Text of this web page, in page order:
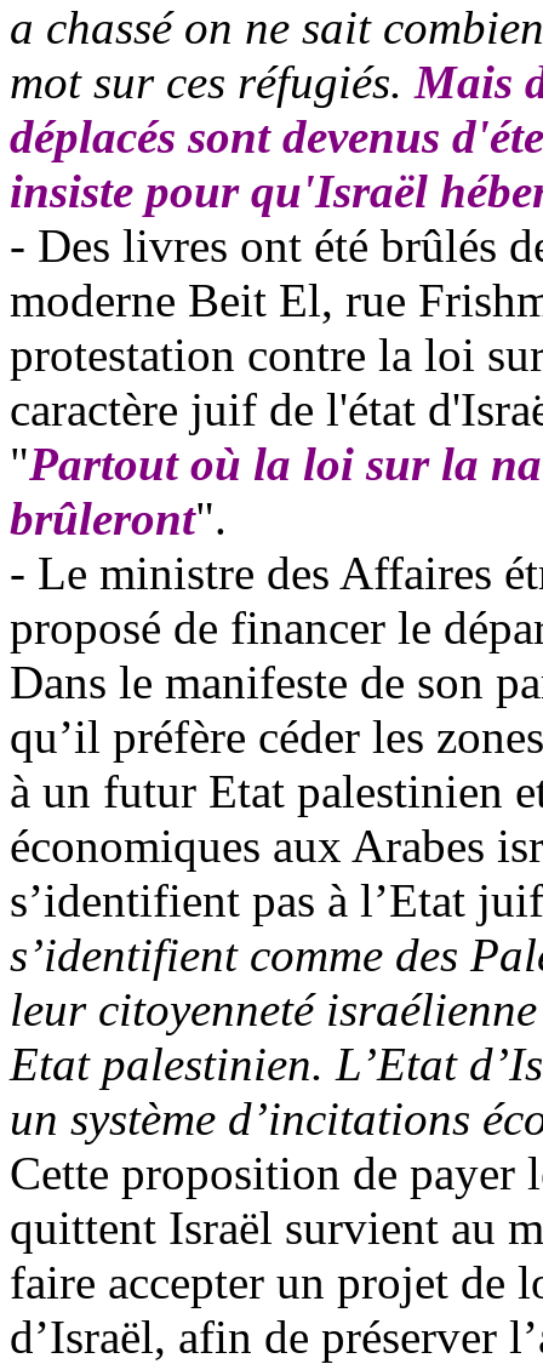
a chassé on ne sait
mot sur ces réfugiés.Mais
déplacés sont devenus
insiste pour qu'Israël
- Des livres ont été brûlés
moderne Beit El, rue
protestation contre la loi
caractère juif de l'état
"Partout où la loi sur la
brûleront".
- Le ministre des Affaires
proposé de financer le
Dans le manifeste de son
qu’il préfère céder les
à un futur Etat palestinien
économiques aux Arabes
s’identifient pas à l’Etat
s’identifient comme des
leur citoyenneté
Etat palestinien. L’Etat
un système d’incitations
Cette proposition de payer
quittent Israël survient au
faire accepter un projet de
d’Israël, afin de préserver